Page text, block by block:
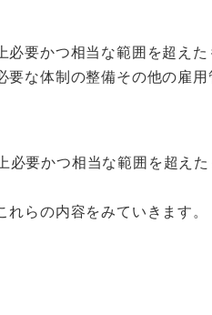
要かつ相当な範囲を超え
な体制の整備その他の雇
かつ相当な範囲を超えた
らの内容をみていきます。